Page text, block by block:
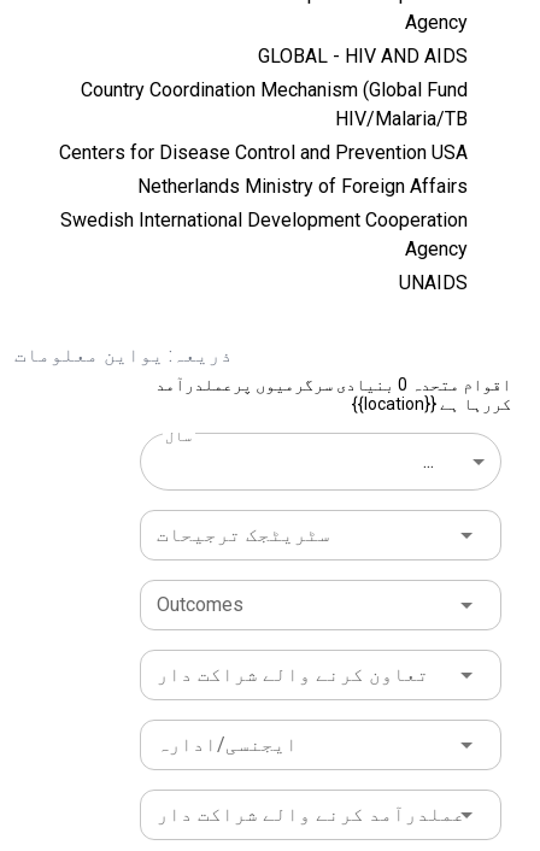
Agency
GLOBAL - HIV AND AIDS
Country Coordination Mechanism (Global Fund
HIV/Malaria/TB
Centers for Disease Control and Prevention USA
Netherlands Ministry of Foreign Affairs
Swedish International Development Cooperation
Agency
UNAIDS
ذریعہ: یواین معلومات
اقوام متحدہ 0 بنیادی سرگرمیوں پرعملدرآمد
کررہا ہے {{location}}
سال
...
سٹریٹجک ترجیحات
Outcomes
تعاون کرنے والے شراکت دار
ایجنسی/ادارہ
عملدرآمد کرنے والے شراکت دار